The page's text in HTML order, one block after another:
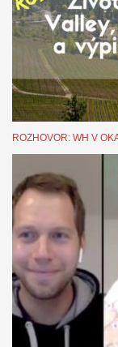
ROZHOVOR: WH V